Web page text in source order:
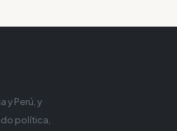
y Perú, y
política,